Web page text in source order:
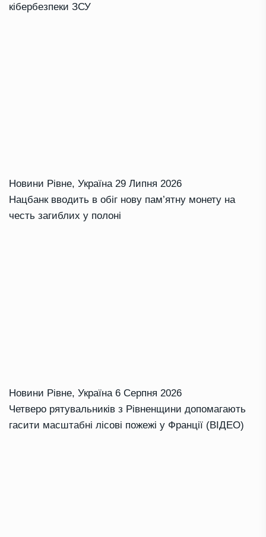
кібербезпеки ЗСУ
Новини Рівне, Україна 29 Липня 2026
Нацбанк вводить в обіг нову пам’ятну монету на
честь загиблих у полоні
Новини Рівне, Україна 6 Серпня 2026
Четверо рятувальників з Рівненщини допомагають
гасити масштабні лісові пожежі у Франції (ВІДЕО)